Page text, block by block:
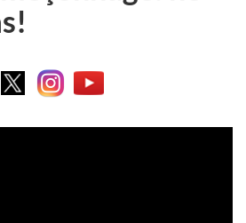
X Instagram
YouTube